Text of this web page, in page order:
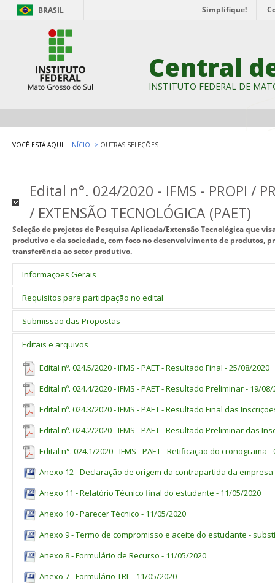
BRASIL Simplifique!
Central
INSTITUTO FEDERAL DE
VOCÊ ESTÁ AQUI: INÍCIO OUTRAS SELEÇÕES
Edital n°. 024/2020 - IFMS - PROPI /
/ EXTENSÃO TECNOLÓGICA (PAET)
Seleção de projetos de Pesquisa Aplicada/Extensão Tecnológica que
produtivo e da sociedade, com foco no desenvolvimento de produtos,
transferência ao setor produtivo.
Informações Gerais
Processo de seleção de projetos de Pesquisa Aplicada/
desenvolvimento científico, tecnológico e de inovação, por meio
e Inovação em projetos cooperados, visando à solução de
sociedade, com foco no desenvolvimento de produtos,
propriedade intelectual desta tecnologia e sua transferência ao
Requisitos para participação no edital
O responsável pela apresentação da proposta deverá ser um
carreira de magistério do Ensino Básico, Técnico e Tecnológico
estudantes regularmente matriculados no IFMS (ensino médio
responsável pela apresentação da proposta.
Submissão das Propostas
A submissão das propostas deve ser realizada pelo
Internet, por meio do módulo Pesquisa do SUAP (Sistema
eletrônico http://suap.ifms.edu.br, conforme período previsto
Editais e arquivos
Edital nº. 024.5/2020 - IFMS - PAET - Resultado Final - 25/08/2020
Edital nº. 024.4/2020 - IFMS - PAET - Resultado Preliminar - 19/
Edital nº. 024.3/2020 - IFMS - PAET - Resultado Final das
Edital nº. 024.2/2020 - IFMS - PAET - Resultado Preliminar das
Edital n°. 024.1/2020 - IFMS - PAET - Retificação do cronograma -
Anexo 12 - Declaração de origem da contrapartida da empresa
Anexo 11 - Relatório Técnico final do estudante - 11/05/2020
Anexo 10 - Parecer Técnico - 11/05/2020
Anexo 9 - Termo de compromisso e aceite do estudante -
Anexo 8 - Formulário de Recurso - 11/05/2020
Anexo 7 - Formulário TRL - 11/05/2020